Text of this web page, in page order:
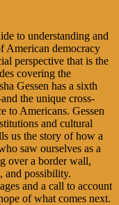
to understanding and
American democracy
perspective that is the
covering the
Gessen has a sixth
the unique cross-
to Americans. Gessen
and cultural
us the story of how a
saw ourselves as a
over a border wall,
and possibility.
and a call to account
of what comes next.